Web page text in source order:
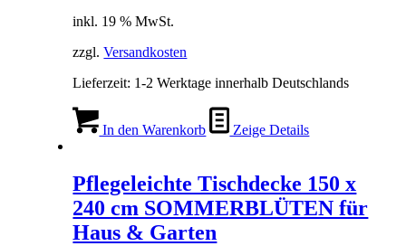
inkl. 19 % MwSt.
zzgl.Versandkosten
Lieferzeit: 1-2 Werktage innerhalb Deutschlands
In den Warenkorb Zeige Details
Pflegeleichte Tischdecke 150 x
240 cm SOMMERBLÜTEN für
Haus & Garten